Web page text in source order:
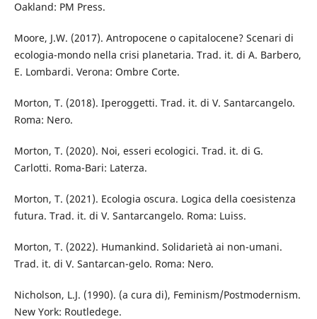
Oakland: PM Press.
Moore, J.W. (2017). Antropocene o capitalocene? Scenari di
ecologia-mondo nella crisi planetaria. Trad. it. di A. Barbero,
E. Lombardi. Verona: Ombre Corte.
Morton, T. (2018). Iperoggetti. Trad. it. di V. Santarcangelo.
Roma: Nero.
Morton, T. (2020). Noi, esseri ecologici. Trad. it. di G.
Carlotti. Roma-Bari: Laterza.
Morton, T. (2021). Ecologia oscura. Logica della coesistenza
futura. Trad. it. di V. Santarcangelo. Roma: Luiss.
Morton, T. (2022). Humankind. Solidarietà ai non-umani.
Trad. it. di V. Santarcan-gelo. Roma: Nero.
Nicholson, L.J. (1990). (a cura di), Feminism/Postmodernism.
New York: Routledege.